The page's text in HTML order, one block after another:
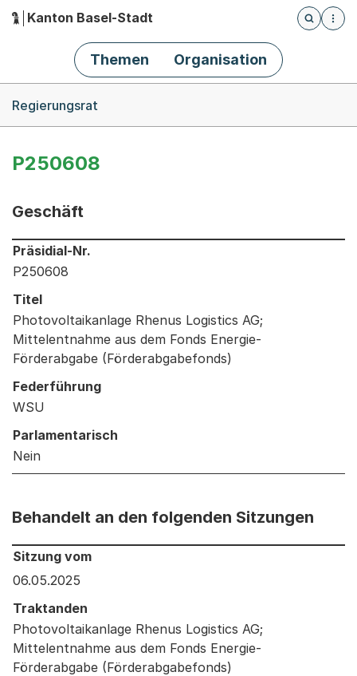
Hauptnavigation
Kanton Basel-Stadt
Öffnet
Themen Organisation
Regierungsrat
P250608
Geschäft
Informationen zum Ausgewählten Geschäft
Präsidial-Nr.
P250608
Titel
Photovoltaikanlage Rhenus Logistics AG;
Mittelentnahme aus dem Fonds Energie-
Förderabgabe (Förderabgabefonds)
Federführung
WSU
Parlamentarisch
Nein
Behandelt an den folgenden Sitzungen
Behandelt an den folgenden Sitzungen: Informationen
Sitzung vom
06.05.2025
Traktanden
Photovoltaikanlage Rhenus Logistics AG;
Mittelentnahme aus dem Fonds Energie-
Förderabgabe (Förderabgabefonds)